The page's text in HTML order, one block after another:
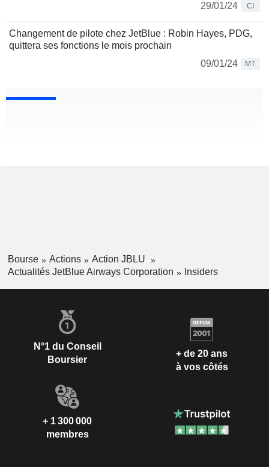
29/01/24
CI
Changement de pilote chez JetBlue : Robin Hayes, PDG,
quittera ses fonctions le mois prochain
09/01/24
MT
Bourse Actions
Action JBLU
Actualités JetBlue Airways Corporation
Insiders
N°1 du Conseil
Boursier
+ de 20 ans
à vos côtés
+ 1 300 000
membres